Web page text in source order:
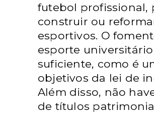
futebol profissional,
construir ou
esportivos. O
esporte
suficiente, como é
objetivos da lei de
Além disso, não
de títulos